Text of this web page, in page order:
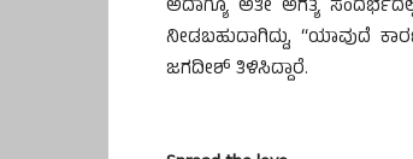
ಅದಾಗ್ಯೂ ಅತೀ ಅಗತ್ಯ
ನೀಡಬಹುದಾಗಿದ್ದು, “ಯಾವುದೆ
ಜಗದೀಶ್ ತಿಳಿಸಿದ್ದಾರೆ.